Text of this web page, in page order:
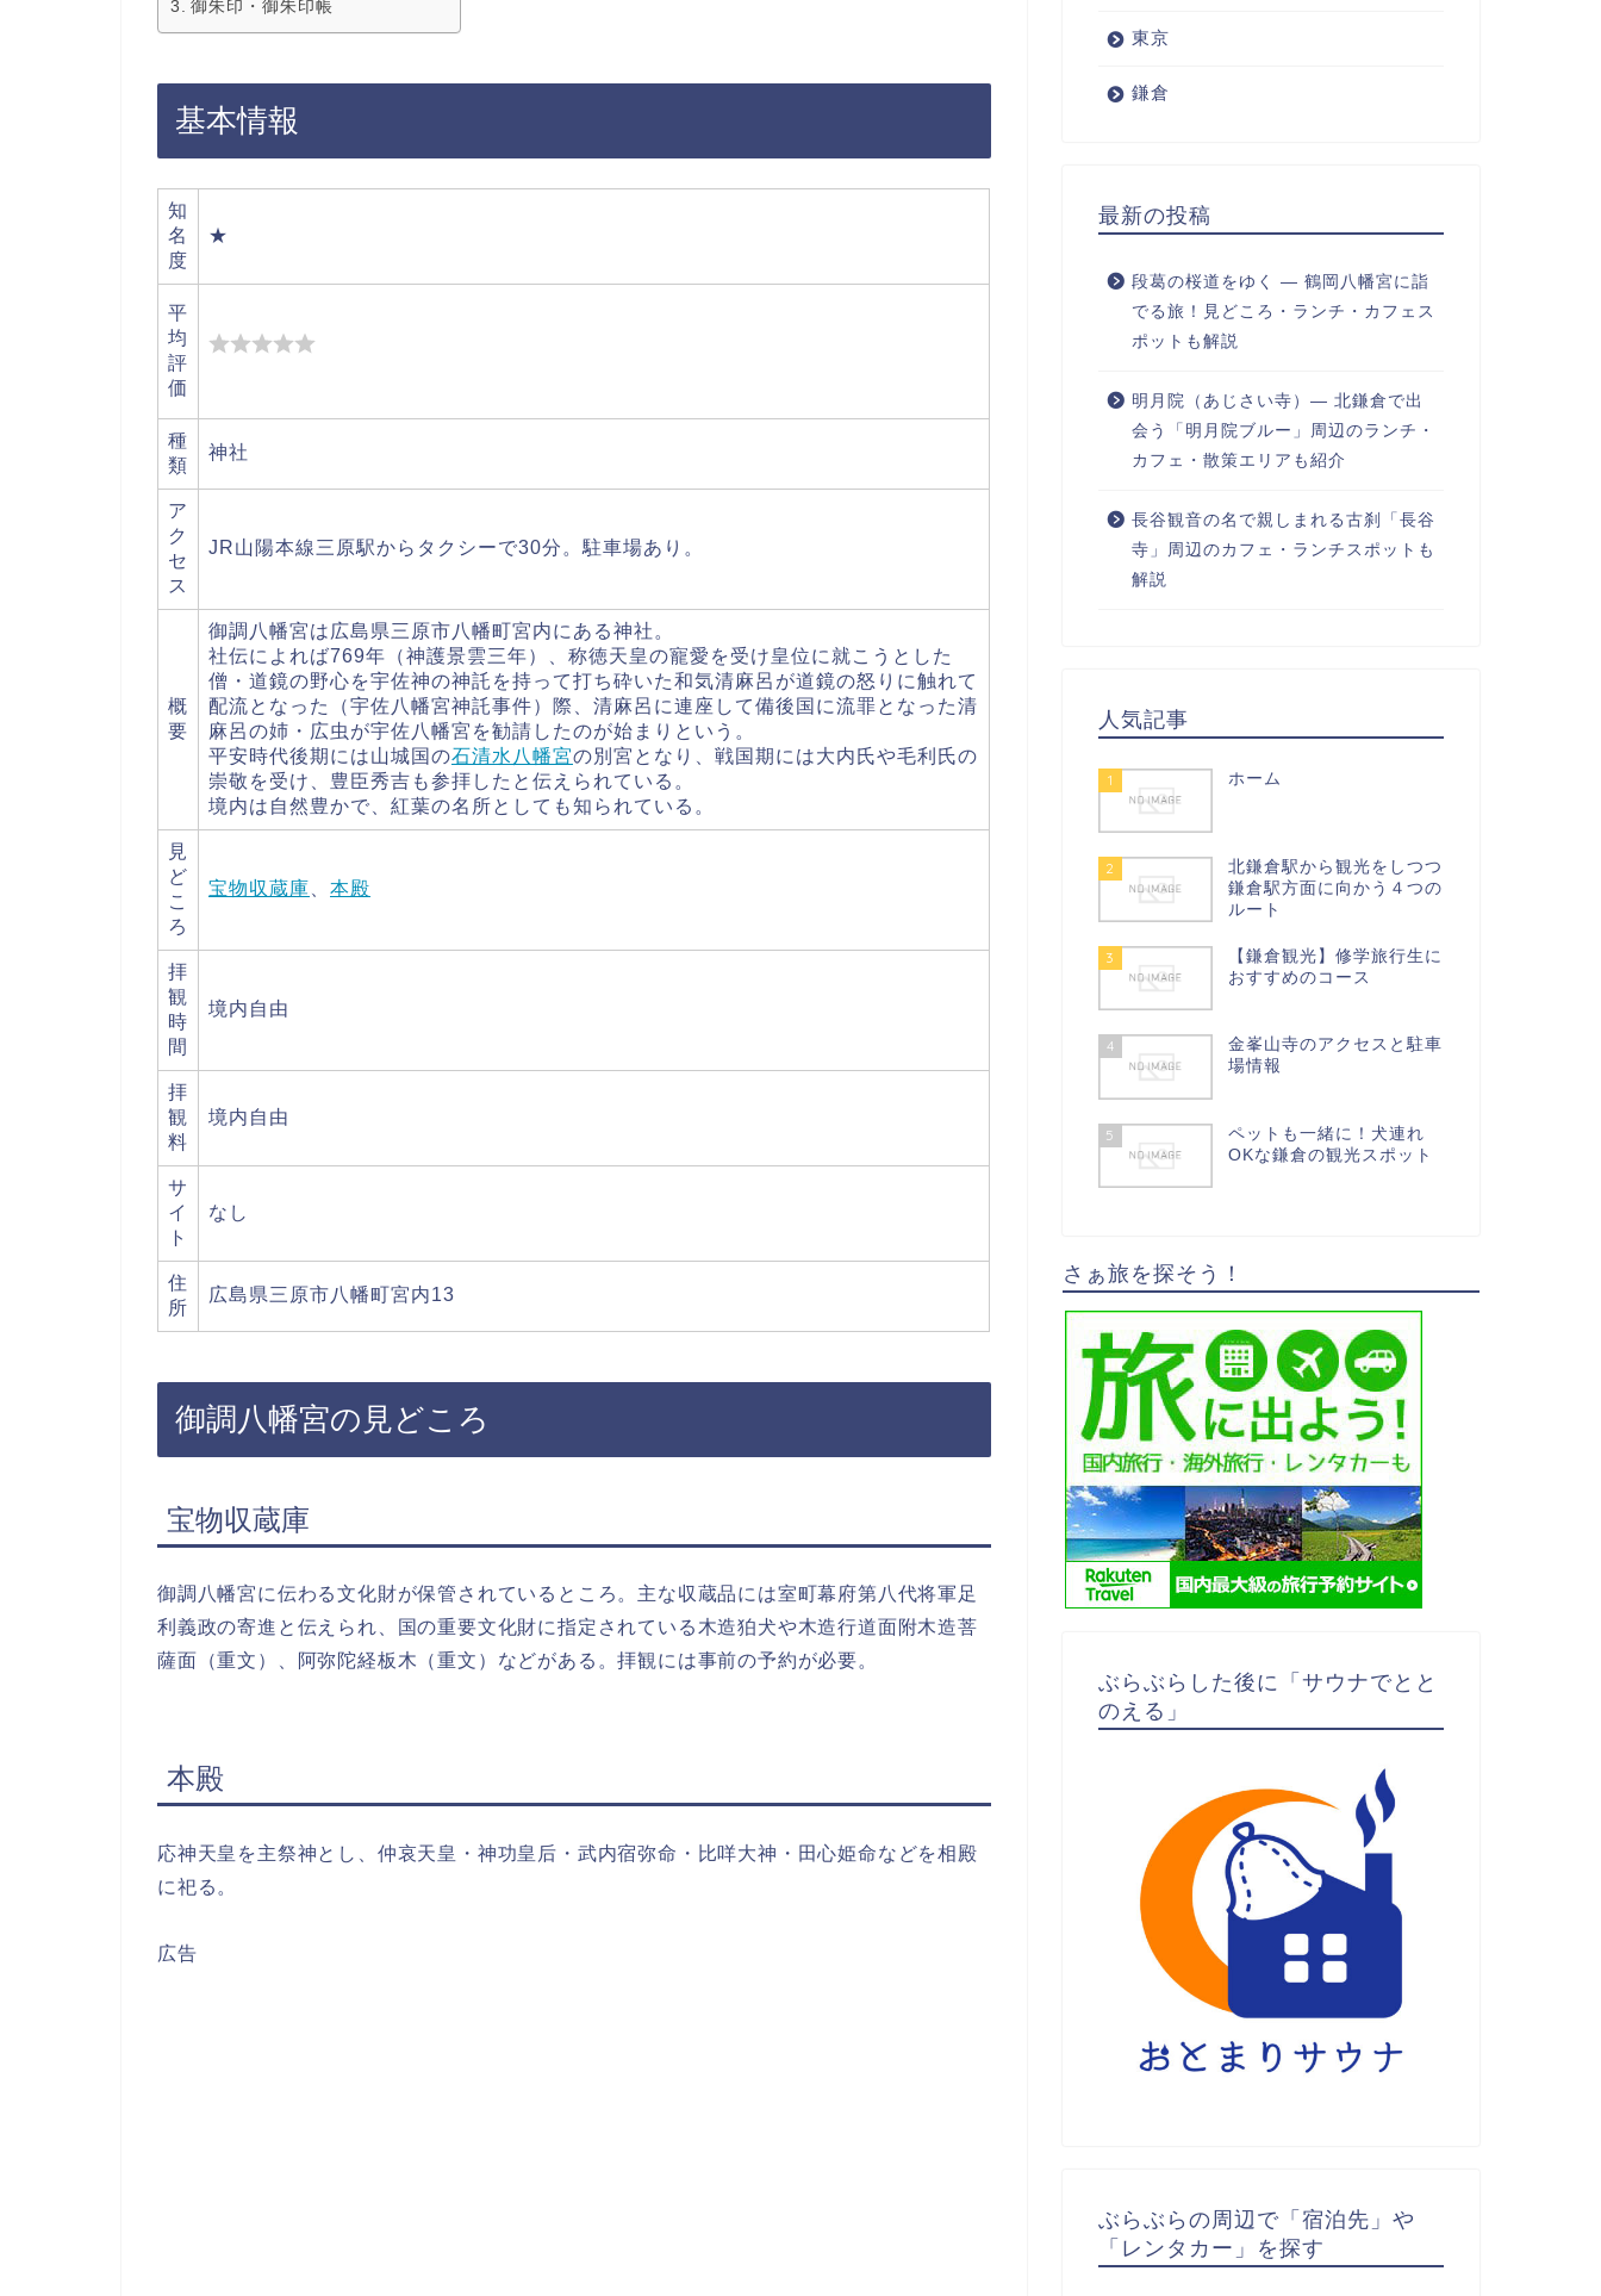
御朱印・御朱印帳
基本情報
知
名
度
★
平
均
評
価
種
類
神社
ア
ク
セ
ス
JR山陽本線三原駅からタクシーで30分。駐車場あり。
概
要
御調八幡宮は広島県三原市八幡町宮内にある神社。
社伝によれば769年（神護景雲三年）、称徳天皇の寵愛を受け皇位に就こうとした
僧・道鏡の野心を宇佐神の神託を持って打ち砕いた和気清麻呂が道鏡の怒りに触れて
配流となった（宇佐八幡宮神託事件）際、清麻呂に連座して備後国に流罪となった清
麻呂の姉・広虫が宇佐八幡宮を勧請したのが始まりという。
平安時代後期には山城国の石清水八幡宮の別宮となり、戦国期には大内氏や毛利氏の
崇敬を受け、豊臣秀吉も参拝したと伝えられている。
境内は自然豊かで、紅葉の名所としても知られている。
見
ど
こ
ろ
宝物収蔵庫 本殿
拝
観
時
間
境内自由
拝
観
料
境内自由
サ
イ
ト
なし
住
所
広島県三原市八幡町宮内13
御調八幡宮の見どころ
宝物収蔵庫
御調八幡宮に伝わる文化財が保管されているところ。主な収蔵品には室町幕府第八代将軍足
利義政の寄進と伝えられ、国の重要文化財に指定されている木造狛犬や木造行道面附木造菩
薩面（重文）、阿弥陀経板木（重文）などがある。拝観には事前の予約が必要。
本殿
応神天皇を主祭神とし、仲哀天皇・神功皇后・武内宿弥命・比咩大神・田心姫命などを相殿
に祀る。
広告
東京
鎌倉
最新の投稿
段葛の桜道をゆく ― 鶴岡八幡宮に詣
でる旅！見どころ・ランチ・カフェス
ポットも解説
明月院（あじさい寺）― 北鎌倉で出
会う「明月院ブルー」周辺のランチ・
カフェ・散策エリアも紹介
長谷観音の名で親しまれる古刹「長谷
寺」周辺のカフェ・ランチスポットも
解説
人気記事
1 ホーム
2
北鎌倉駅から観光をしつつ
鎌倉駅方面に向かう４つの
ルート
3
【鎌倉観光】修学旅行生に
おすすめのコース
4
金峯山寺のアクセスと駐車
場情報
5
ペットも一緒に！犬連れ
OKな鎌倉の観光スポット
さぁ旅を探そう！
ぶらぶらした後に「サウナでとと
のえる」
ぶらぶらの周辺で「宿泊先」や
「レンタカー」を探す